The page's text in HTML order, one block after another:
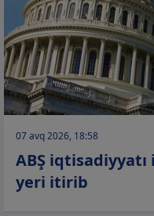
07 avq 2026, 18:58
ABŞ iqtisadiyyatı
yeri itirib